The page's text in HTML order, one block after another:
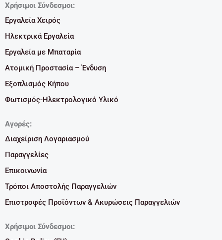
Χρήσιμοι Σύνδεσμοι:
Εργαλεία Χειρός
Ηλεκτρικά Εργαλεία
Εργαλεία με Μπαταρία
Ατομική Προστασία – Ένδυση
Εξοπλισμός Κήπου
Φωτισμός-Ηλεκτρολογικό Υλικό
Αγορές:
Διαχείριση Λογαριασμού
Παραγγελίες
Επικοινωνία
Τρόποι Αποστολής Παραγγελιών
Επιστροφές Προϊόντων & Ακυρώσεις Παραγγελιών
Χρήσιμοι Σύνδεσμοι: